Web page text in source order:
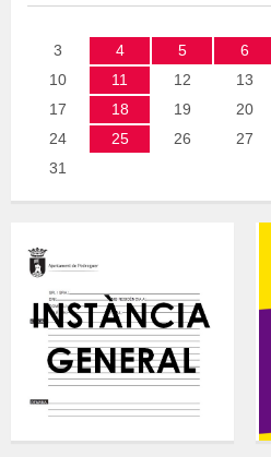
3
4 5 6
10
11 12 13
17
18 19 20
24
25 26 27
31